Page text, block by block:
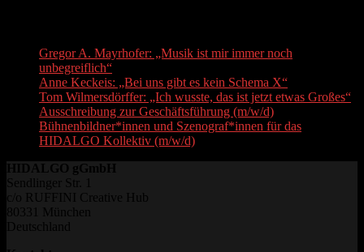
Gregor A. Mayrhofer: „Musik ist mir immer noch
unbegreiflich“
Anne Keckeis: „Bei uns gibt es kein Schema X“
Tom Wilmersdörffer: „Ich wusste, das ist jetzt etwas Großes“
Ausschreibung zur Geschäftsführung (m/w/d)
Bühnenbildner*innen und Szenograf*innen für das
HIDALGO Kollektiv (m/w/d)
HIDALGO gGmbH
Sendlinger Str. 1
c/o RUFFINI Creative Hub
80331 München
Deutschland